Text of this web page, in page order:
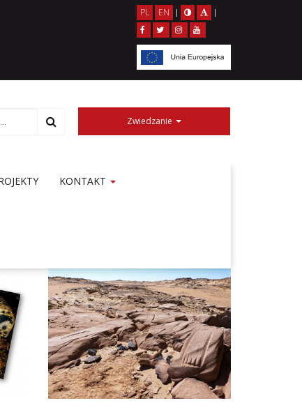
PL EN | |
Zwiedzanie
KONTAKT